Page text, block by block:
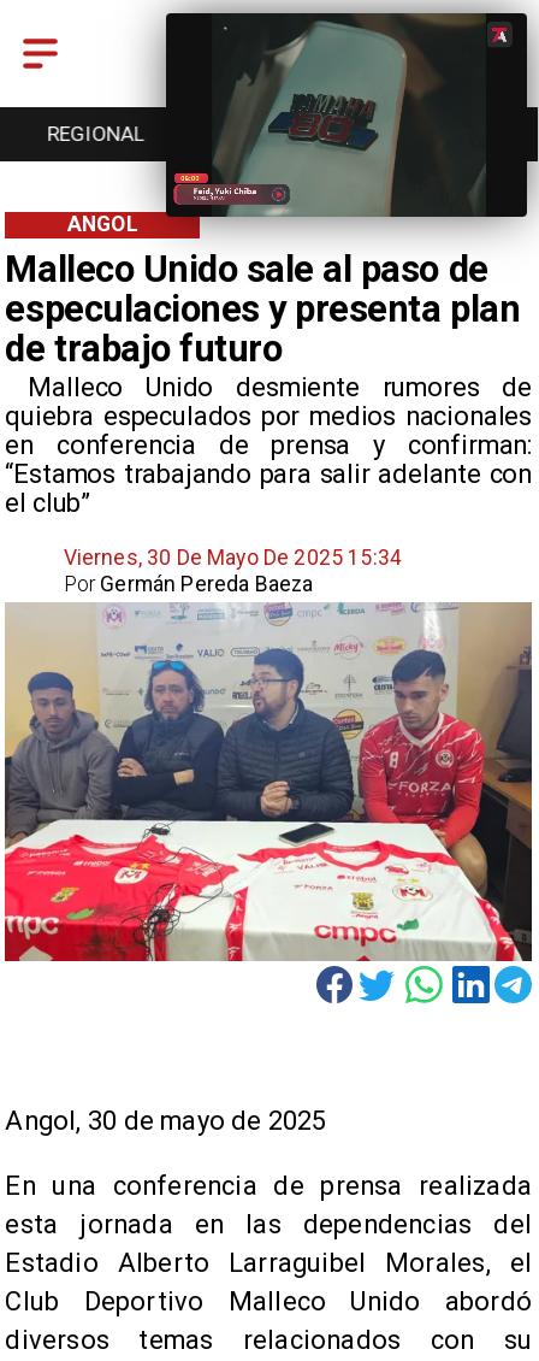
ENTRETENCIÓN DEPORTES CULTURA
Malleco Unido sale al paso de
especulaciones y presenta plan
de trabajo futuro
​ Malleco Unido desmiente rumores de
quiebra especulados por medios nacionales
en conferencia de prensa y confirman:
“Estamos trabajando para salir adelante con
el club”
ANGOL
Viernes, 30 De Mayo De 2025 15:34
Germán Pereda Baeza
Por
​Angol, 30 de mayo de 2025
En una conferencia de prensa realizada
esta jornada en las dependencias del
Estadio Alberto Larraguibel Morales, el
Club Deportivo Malleco Unido abordó
diversos temas relacionados con su